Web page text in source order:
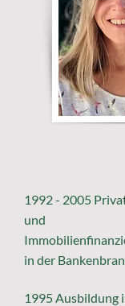
1992 - 2005
und
in der
1995 Ausbildung